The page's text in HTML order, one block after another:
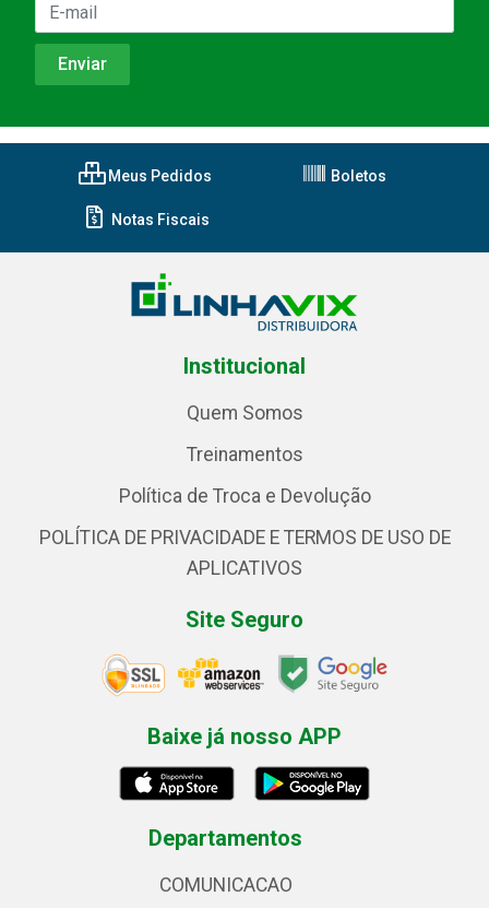
Meus Pedidos Boletos
Notas Fiscais
Institucional
Quem Somos
Treinamentos
Política de Troca e Devolução
POLÍTICA DE PRIVACIDADE E TERMOS DE USO DE
APLICATIVOS
Site Seguro
Baixe já nosso APP
Departamentos
COMUNICACAO